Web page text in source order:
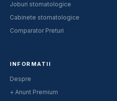
Joburi stomatologice
Cabinete stomatologice
Comparator Preturi
INFORMATII
Despre
+ Anunt Premium